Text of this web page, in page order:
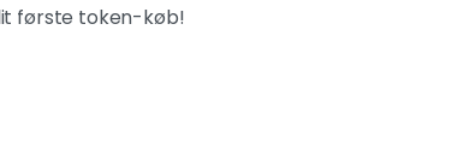
første token-køb!